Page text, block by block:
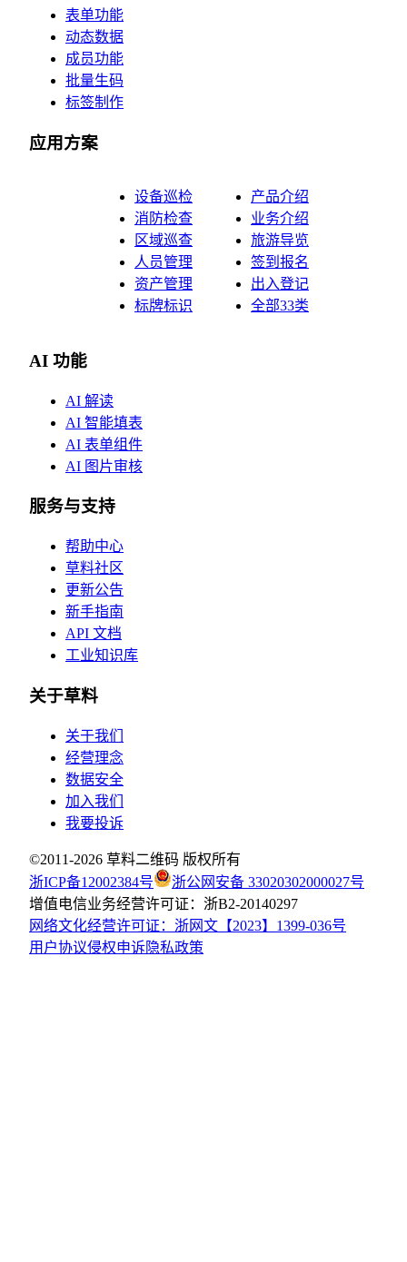
表单功能
动态数据
成员功能
批量生码
标签制作
应用方案
设备巡检
消防检查
区域巡查
人员管理
资产管理
标牌标识
产品介绍
业务介绍
旅游导览
签到报名
出入登记
全部33类
AI 功能
AI 解读
AI 智能填表
AI 表单组件
AI 图片审核
服务与支持
帮助中心
草料社区
更新公告
新手指南
API 文档
工业知识库
关于草料
关于我们
经营理念
数据安全
加入我们
我要投诉
©2011-2026 草料二维码 版权所有
浙ICP备12002384号
浙公网安备 33020302000027号
增值电信业务经营许可证：浙B2-20140297
网络文化经营许可证：浙网文【2023】1399-036号
用户协议侵权申诉隐私政策